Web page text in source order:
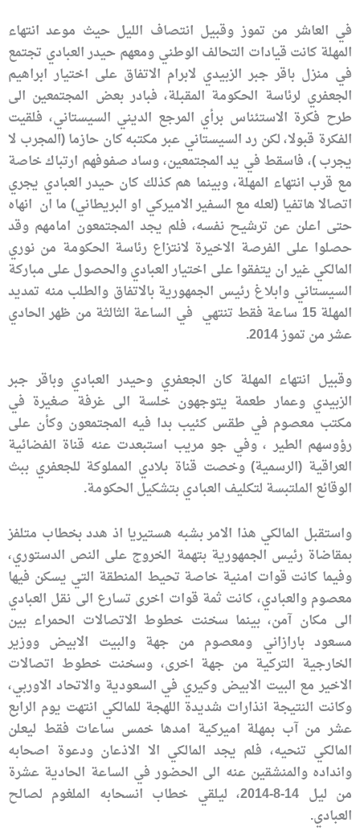
في العاشر من تموز وقبيل انتصاف الليل حيث موعد انتهاء
المهلة كانت قيادات التحالف الوطني ومعهم حيدر العبادي تجتمع
في منزل باقر جبر الزبيدي لابرام الاتفاق على اختيار ابراهيم
الجعفري لرئاسة الحكومة المقبلة، فبادر بعض المجتمعين الى
طرح فكرة الاستئناس برأي المرجع الديني السيستاني، فلقيت
الفكرة قبولا، لكن رد السيستاني عبر مكتبه كان حازما (المجرب لا
يجرب )، فاسقط في يد المجتمعين، وساد صفوفهم ارتباك خاصة
مع قرب انتهاء المهلة، وبينما هم كذلك كان حيدر العبادي يجري
اتصالا هاتفيا (لعله مع السفير الاميركي او البريطاني) ما ان انهاه
حتى اعلن عن ترشيح نفسه، فلم يجد المجتمعون امامهم وقد
حصلوا على الفرصة الاخيرة لانتزاع رئاسة الحكومة من نوري
المالكي غير ان يتفقوا على اختيار العبادي والحصول على مباركة
السيستاني وابلاغ رئيس الجمهورية بالاتفاق والطلب منه تمديد
المهلة 15 ساعة فقط تنتهي في الساعة الثالثة من ظهر الحادي
عشر من تموز 2014.
وقبيل انتهاء المهلة كان الجعفري وحيدر العبادي وباقر جبر
الزبيدي وعمار طعمة يتوجهون خلسة الى غرفة صغيرة في
مكتب معصوم في طقس كئيب بدا فيه المجتمعون وكأن على
رؤوسهم الطير ، وفي جو مريب استبعدت عنه قناة الفضائية
العراقية (الرسمية) وخصت قناة بلادي المملوكة للجعفري ببث
الوقائع الملتبسة لتكليف العبادي بتشكيل الحكومة.
واستقبل المالكي هذا الامر بشبه هستيريا اذ هدد بخطاب متلفز
بمقاضاة رئيس الجمهورية بتهمة الخروج على النص الدستوري،
وفيما كانت قوات امنية خاصة تحيط المنطقة التي يسكن فيها
معصوم والعبادي، كانت ثمة قوات اخرى تسارع الى نقل العبادي
الى مكان آمن، بينما سخنت خطوط الاتصالات الحمراء بين
مسعود بارازاني ومعصوم من جهة والبيت الابيض ووزير
الخارجية التركية من جهة اخرى، وسخنت خطوط اتصالات
الاخير مع البيت الابيض وكيري في السعودية والاتحاد الاوربي،
وكانت النتيجة انذارات شديدة اللهجة للمالكي انتهت يوم الرابع
عشر من آب بمهلة اميركية امدها خمس ساعات فقط ليعلن
المالكي تنحيه، فلم يجد المالكي الا الاذعان ودعوة اصحابه
وانداده والمنشقين عنه الى الحضور في الساعة الحادية عشرة
من ليل 14-8-2014، ليلقي خطاب انسحابه الملغوم لصالح
العبادي.